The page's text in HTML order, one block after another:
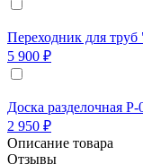
Переходник для
5 900 ₽
Доска разделочная Р-
2 950 ₽
Описание товара
Отзывы